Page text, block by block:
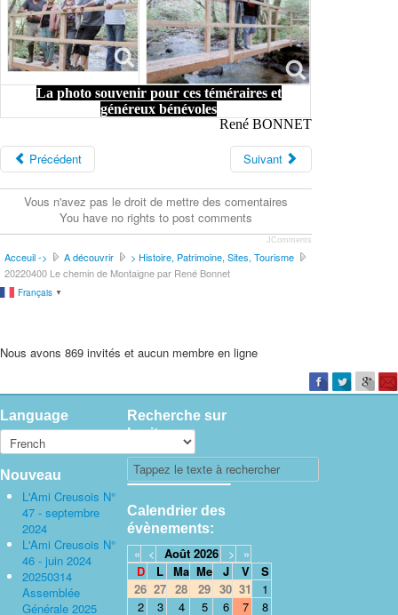
La photo souvenir pour ces téméraires et
généreux bénévoles
René BONNET
Précédent Suivant
Vous n'avez pas le droit de mettre des comentaires
You have no rights to post comments
JComments
Acceuil -> A découvrir
> Histoire, Patrimoine, Sites, Tourisme
20220400 Le chemin de Montaigne par René Bonnet
Français ▼
Nous avons 869 invités et aucun membre en ligne
Language
Nouveau
L'Ami Creusois N°
47 - septembre
2024
L'Ami Creusois N°
46 - juin 2024
20250314
Assemblée
Générale 2025
Recherche sur
le site
Calendrier des
évènements:
« < Août 2026 >
»
D
L Ma Me J V
S
26 27 28 29 30 31
1
2
3 4 5 6 7 8